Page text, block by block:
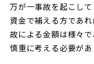
万が一事故を起こし
資金で補える方であ
故による金額は様々
慎重に考える必要があ